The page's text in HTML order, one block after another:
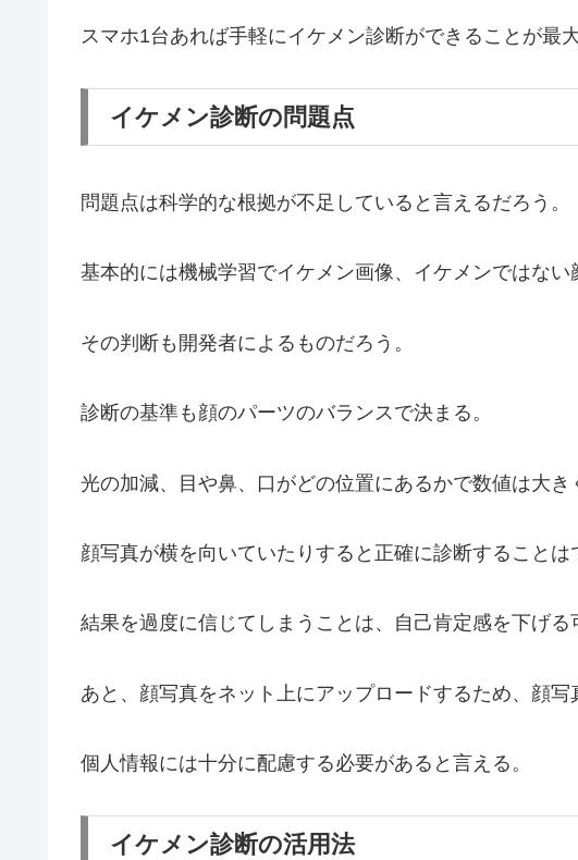
スマホ1台あれば手軽にイケメン診断ができることが最
イケメン診断の問題点
問題点は科学的な根拠が不足していると言えるだろう。
基本的には機械学習でイケメン画像、イケメンではない
その判断も開発者によるものだろう。
診断の基準も顔のパーツのバランスで決まる。
光の加減、目や鼻、口がどの位置にあるかで数値は大き
顔写真が横を向いていたりすると正確に診断することは
結果を過度に信じてしまうことは、自己肯定感を下げる
あと、顔写真をネット上にアップロードするため、顔写
個人情報には十分に配慮する必要があると言える。
イケメン診断の活用法